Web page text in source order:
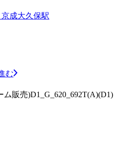
成大久保駅
む
販売)D1_G_620_692T(A)(D1)